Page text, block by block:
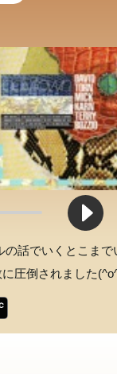
ともできます。
の話でいくとこまで
圧倒されました